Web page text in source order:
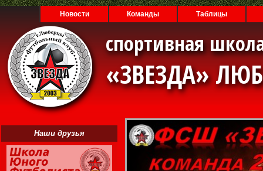
Новости Команды Таблицы
спортивная
«ЗВЕЗДА»
Наши друзья